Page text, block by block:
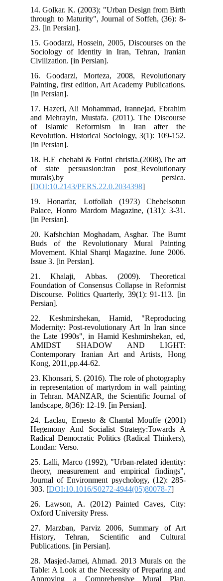
14. Golkar. K. (2003); "Urban Design from Birth
through to Maturity", Journal of Soffeh, (36): 8-
23. [in Persian].
15. Goodarzi, Hossein, 2005, Discourses on the
Sociology of Identity in Iran, Tehran, Iranian
Civilization. [in Persian].
16. Goodarzi, Morteza, 2008, Revolutionary
Painting, first edition, Art Academy Publications.
[in Persian].
17. Hazeri, Ali Mohammad, Irannejad, Ebrahim
and Mehrayin, Mustafa. (2011). The Discourse
of Islamic Reformism in Iran after the
Revolution. Historical Sociology, 3(1): 109-152.
[in Persian].
18. H.E chehabi & Fotini christia.(2008),The art
of state persuasion:iran post_Revolutionary
murals),by persica.
[DOI:10.2143/PERS.22.0.2034398
19. Honarfar, Lotfollah (1973) Chehelsotun
Palace, Honro Mardom Magazine, (131): 3-31.
[in Persian].
20. Kafshchian Moghadam, Asghar. The Burnt
Buds of the Revolutionary Mural Painting
Movement. Khial Sharqi Magazine. June 2006.
Issue 3. [in Persian].
21. Khalaji, Abbas. (2009). Theoretical
Foundation of Consensus Collapse in Reformist
Discourse. Politics Quarterly, 39(1): 91-113. [in
22. Keshmirshekan, Hamid, "Reproducing
Modernity: Post-revolutionary Art In Iran since
the Late 1990s", in Hamid Keshmirshekan, ed,
AMIDST SHADOW AND LIGHT:
Contemporary Iranian Art and Artists, Hong
Kong, 2011,pp.44-62.
23. Khonsari, S. (2016). The role of photography
in representation of martyrdom in wall painting
in Tehran. MANZAR, the Scientific Journal of
landscape, 8(36): 12-19. [in Persian].
24. Laclau, Ernesto & Chantal Mouffe (2001)
Hegemony And Socialist Strategy:Towards A
Radical Democratic Politics (Radical Thinkers),
Londan: Verso.
25. Lalli, Marco (1992), "Urban-related identity:
theory, measurement and empirical findings",
Journal of Environment psychology, (12): 285-
303. [DOI:10.1016/S0272-4944(05)80078-7
26. Lawson, A. (2012) Painted Caves, City:
Oxford University Press.
27. Marzban, Parviz 2006, Summary of Art
History, Tehran, Scientific and Cultural
Publications. [in Persian].
28. Masjed-Jamei, Ahmad. 2013 Murals on the
Table: A Look at the Necessity of Preparing and
Approving a Comprehensive Mural Plan.